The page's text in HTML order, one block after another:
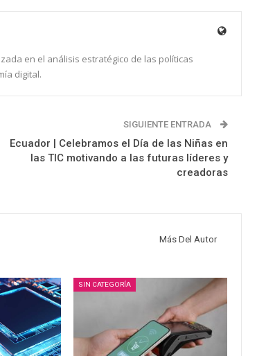
en el análisis estratégico de las políticas
digital.
SIGUIENTE ENTRADA
Ecuador | Celebramos el Día de las Niñas en
las TIC motivando a las futuras líderes y
creadoras
Más Del Autor
SIN CATEGORÍA